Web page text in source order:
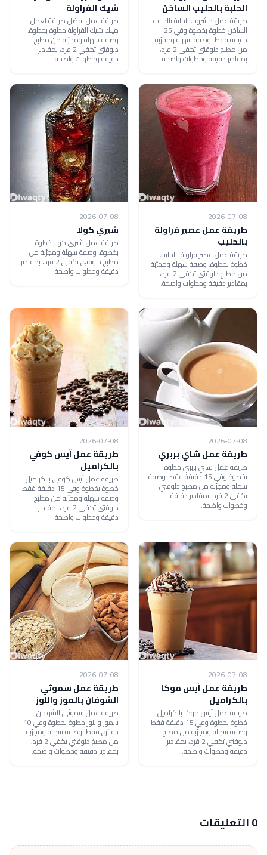
الحلبة بالحليب الساخن
طريقة عمل مشروب الحلبة بالحليب
الساخن خطوة بخطوة وفي 25
دقيقة فقط. وصفة سهلة ومجرّبة
من مطبخ دلوقتي تكفي 2 فرد،
بمقادير دقيقة وخطوات واضحة.
شيك الفراولة
طريقة عمل افضل طريقة لعمل
ميلك شيك الفراولة خطوة بخطوة.
وصفة سهلة ومجرّبة من مطبخ
دلوقتي تكفي 2 فرد، بمقادير
دقيقة وخطوات واضحة.
2026-07-08
طريقة عمل عصير فراولة
بالحليب
طريقة عمل عصير فراولة بالحليب
خطوة بخطوة. وصفة سهلة ومجرّبة
من مطبخ دلوقتي تكفي 2 فرد،
بمقادير دقيقة وخطوات واضحة.
2026-07-08
شيري كولا
طريقة عمل شيري كولا خطوة
بخطوة. وصفة سهلة ومجرّبة من
مطبخ دلوقتي تكفي 2 فرد، بمقادير
دقيقة وخطوات واضحة.
2026-07-08
طريقة عمل شاي بربري
طريقة عمل شاي بربري خطوة
بخطوة وفي 15 دقيقة فقط. وصفة
سهلة ومجرّبة من مطبخ دلوقتي
تكفي 2 فرد، بمقادير دقيقة
وخطوات واضحة.
2026-07-08
طريقة عمل آيس كوفي
بالكراميل
طريقة عمل آيس كوفي بالكراميل
خطوة بخطوة وفي 15 دقيقة فقط.
وصفة سهلة ومجرّبة من مطبخ
دلوقتي تكفي 2 فرد، بمقادير
دقيقة وخطوات واضحة.
2026-07-08
طريقة عمل آيس موكا
بالكراميل
طريقة عمل آيس موكا بالكراميل
خطوة بخطوة وفي 15 دقيقة فقط.
وصفة سهلة ومجرّبة من مطبخ
دلوقتي تكفي 2 فرد، بمقادير
دقيقة وخطوات واضحة.
2026-07-08
طريقة عمل سموثي
الشوفان بالموز واللوز
طريقة عمل سموثي الشوفان
بالموز واللوز خطوة بخطوة وفي 10
دقائق فقط. وصفة سهلة ومجرّبة
من مطبخ دلوقتي تكفي 2 فرد،
بمقادير دقيقة وخطوات واضحة.
0 التعليقات